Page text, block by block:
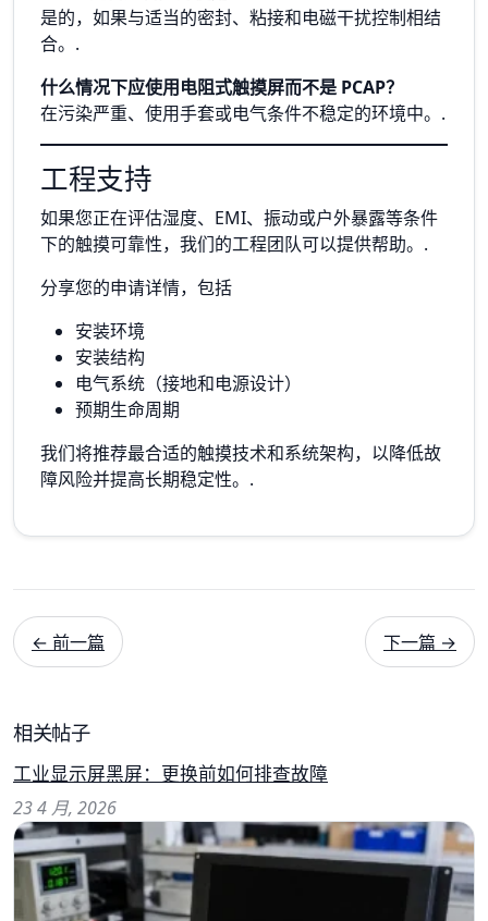
是的，如果与适当的密封、粘接和电磁干扰控制相结
合。.
什么情况下应使用电阻式触摸屏而不是 PCAP？
在污染严重、使用手套或电气条件不稳定的环境中。.
工程支持
如果您正在评估湿度、EMI、振动或户外暴露等条件
下的触摸可靠性，我们的工程团队可以提供帮助。.
分享您的申请详情，包括
安装环境
安装结构
电气系统（接地和电源设计）
预期生命周期
我们将推荐最合适的触摸技术和系统架构，以降低故
障风险并提高长期稳定性。.
← 前一篇 下一篇 →
相关帖子
工业显示屏黑屏：更换前如何排查故障
23 4 月, 2026